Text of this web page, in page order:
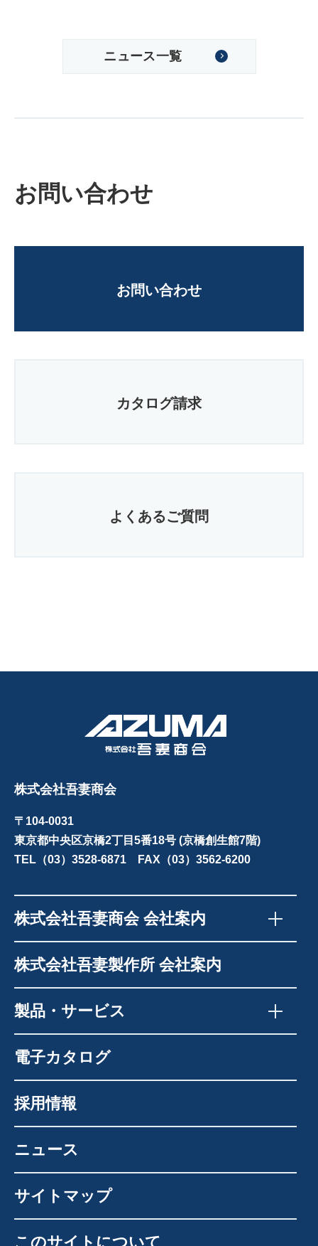
ニュース一覧
お問い合わせ
お問い合わせ
カタログ請求
よくあるご質問
株式会社吾妻商会
〒104-0031
東京都中央区京橋2丁目5番18号 (京橋創生館7階)
TEL（03）3528-6871 FAX（03）3562-6200
株式会社吾妻商会 会社案内
株式会社吾妻製作所 会社案内
製品・サービス
電子カタログ
採用情報
ニュース
サイトマップ
このサイトについて